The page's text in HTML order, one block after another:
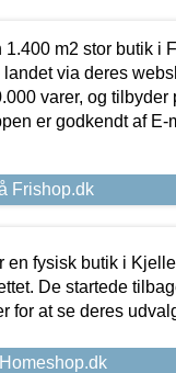
1.400 m2 stor butik i
via deres
varer, og
er godkendt af
Frishop.dk
en fysisk butik i
De startede
for at se deres